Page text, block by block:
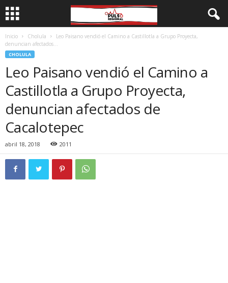
Inicio Cholula
Leo Paisano vendió el Camino a Castillotla a Grupo Proyecta,
denuncian afectados...
CHOLULA
Leo Paisano vendió el Camino a
Castillotla a Grupo Proyecta,
denuncian afectados de
Cacalotepec
abril 18, 2018 2011